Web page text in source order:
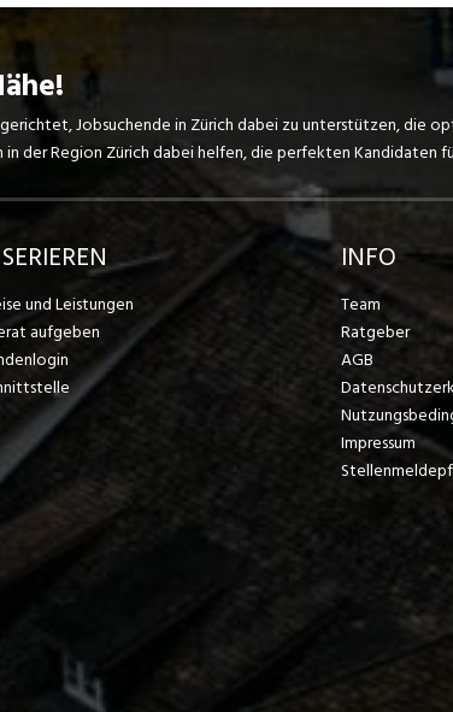
Jobsuchende in Zürich dabei zu unterstützen, die
der Region Zürich dabei helfen, die perfekten Kandidaten
und Leistungen
aufgeben
INFO
Team
Ratgeber
AGB
Impressum